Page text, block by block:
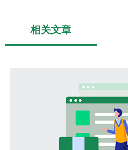
相关文章